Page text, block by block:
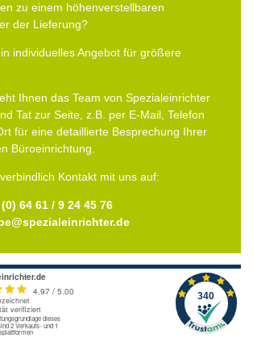
zu einem höhenverstellbaren
der Lieferung?
individuelles Angebot für größere
Ihnen das Team von Spezialeinrichter
Tat zur Seite, z.B. per E-Mail, Telefon
für eine detaillierte Besprechung Ihrer
Büroeinrichtung.
Kontakt mit uns auf:
64 61 / 9 24 45 76